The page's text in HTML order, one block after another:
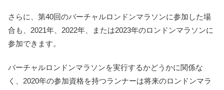
さらに、第40回のバーチャルロンドンマラソンに参加した場
合も、2021年、2022年、または2023年のロンドンマラソンに
参加できます。
バーチャルロンドンマラソンを実行するかどうかに関係な
く、2020年の参加資格を持つランナーは将来のロンドンマラ